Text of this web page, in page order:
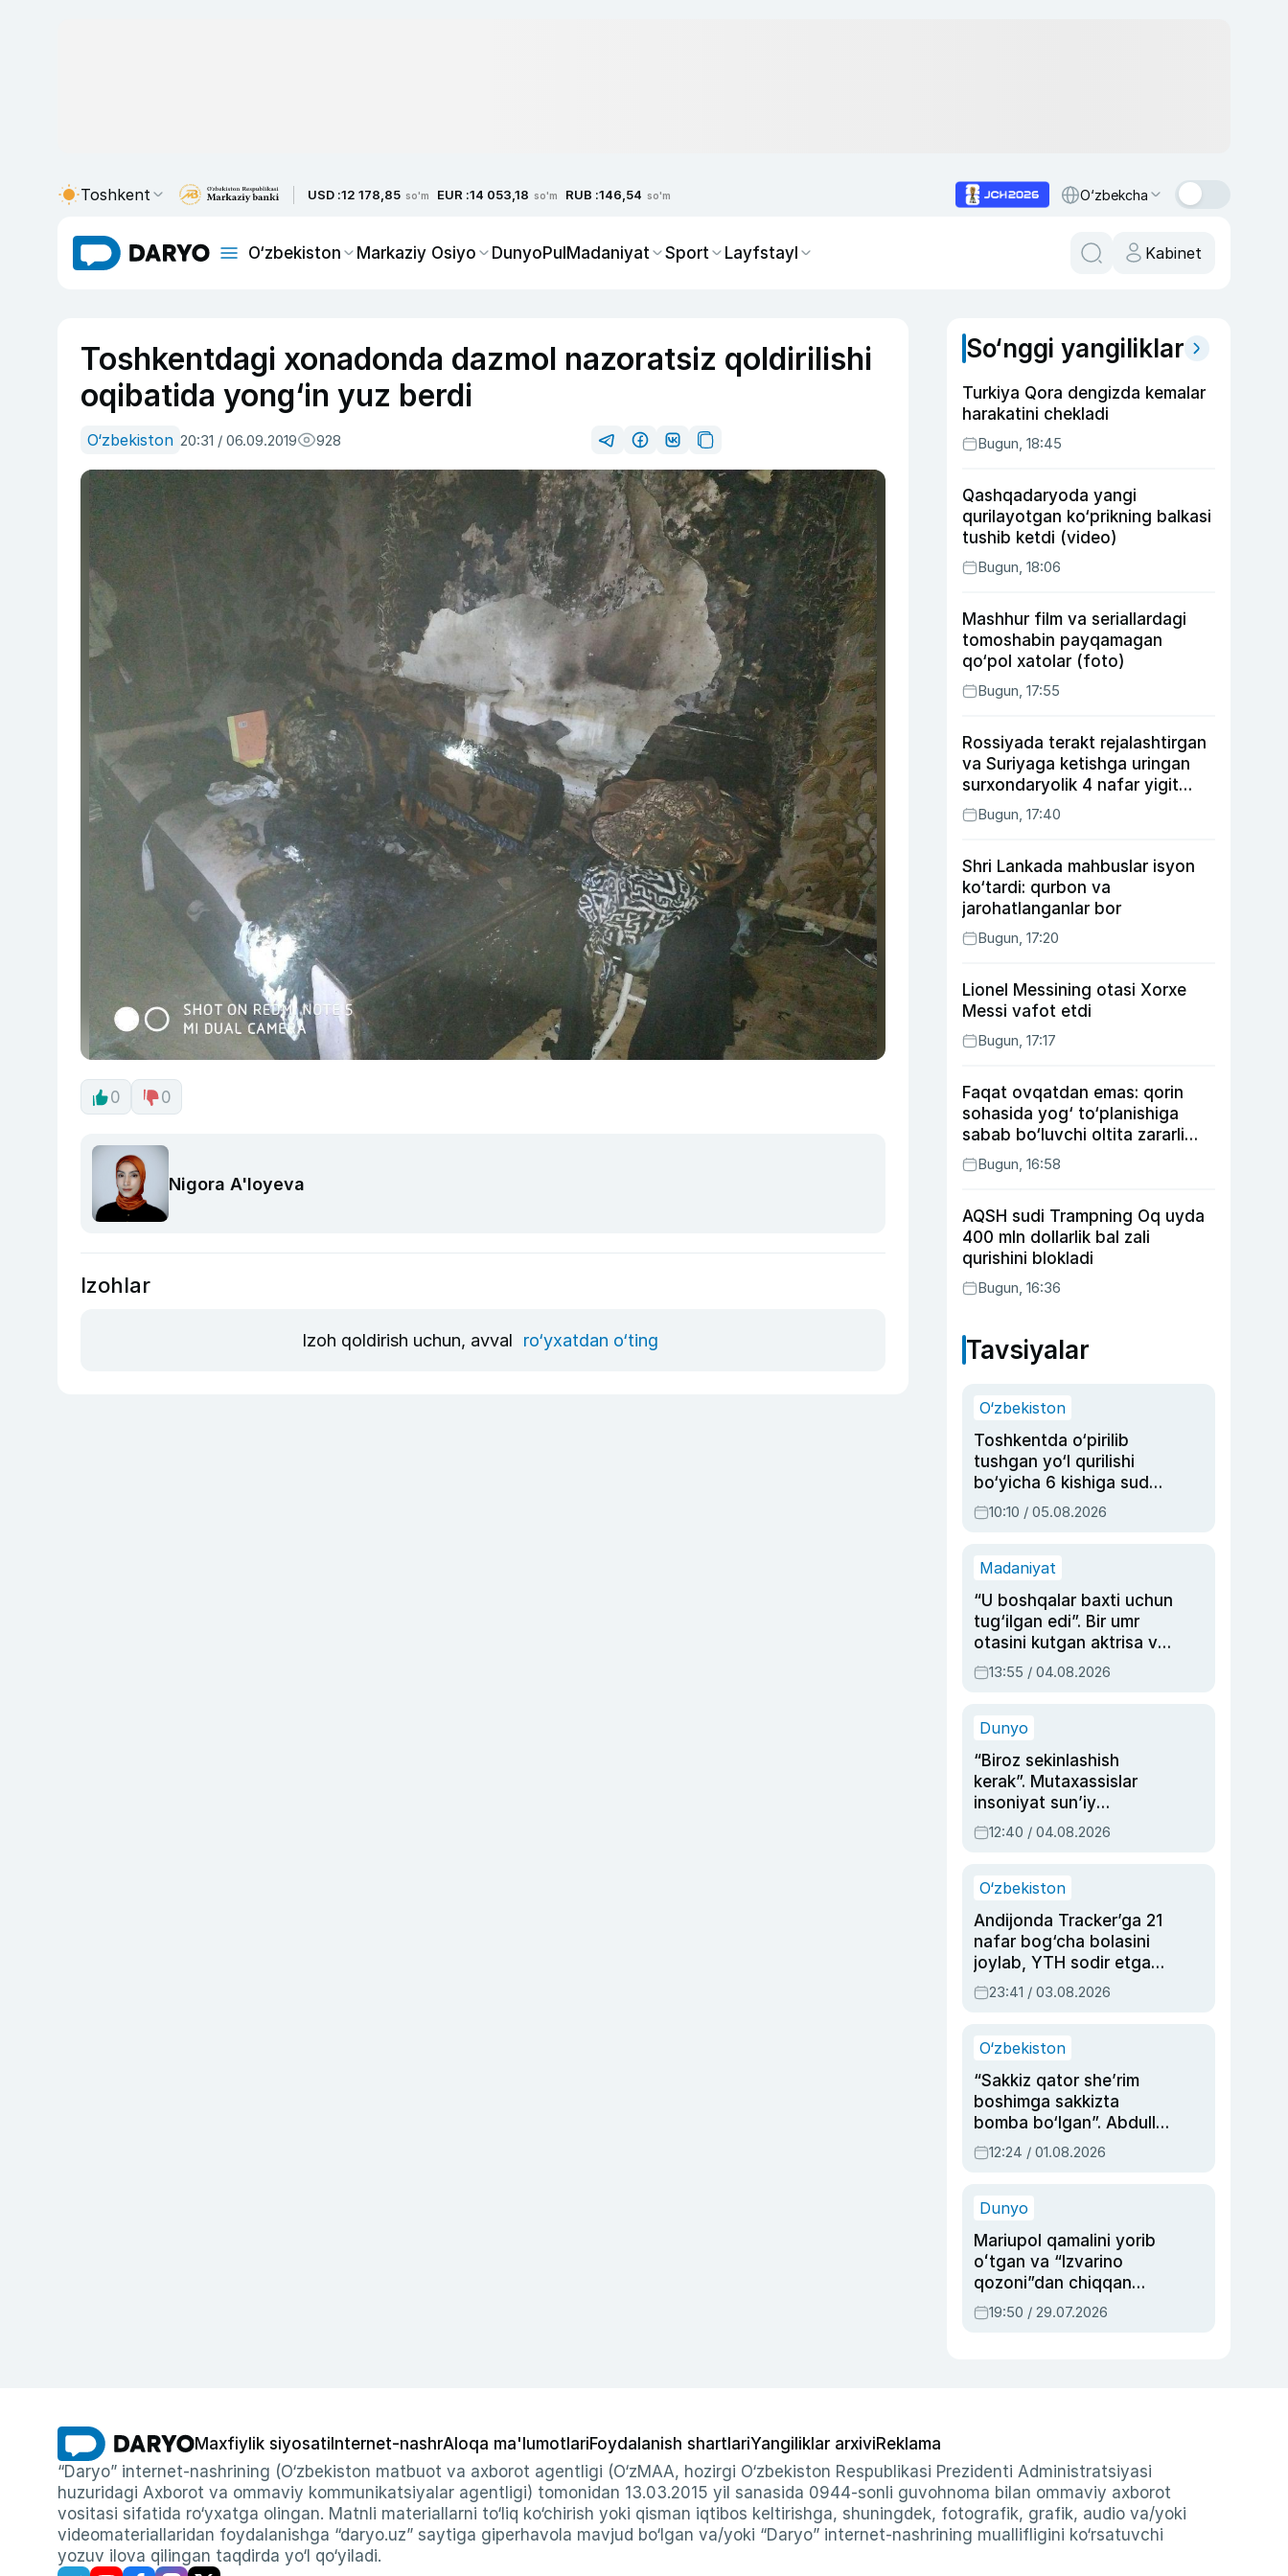
Toshkent USD :12 178,85 so'm EUR :14 053,18 so'm RUB :146,54 so'm O‘zbekcha
O‘zbekiston Markaziy Osiyo DunyoPulMadaniyat Sport Layfstayl Kabinet
Toshkentdagi xonadonda dazmol nazoratsiz qoldirilishi
oqibatida yong‘in yuz berdi
O‘zbekiston 20:31 / 06.09.2019 928
0 0
Nigora A'loyeva
Izohlar
Izoh qoldirish uchun, avval ro‘yxatdan o‘ting
So‘nggi yangiliklar
Turkiya Qora dengizda kemalar
harakatini chekladi
Bugun, 18:45
Qashqadaryoda yangi
qurilayotgan ko‘prikning balkasi
tushib ketdi (video)
Bugun, 18:06
Mashhur film va seriallardagi
tomoshabin payqamagan
qo‘pol xatolar (foto)
Bugun, 17:55
Rossiyada terakt rejalashtirgan
va Suriyaga ketishga uringan
surxondaryolik 4 nafar yigit
qamaldi
Bugun, 17:40
Shri Lankada mahbuslar isyon
ko‘tardi: qurbon va
jarohatlanganlar bor
Bugun, 17:20
Lionel Messining otasi Xorxe
Messi vafot etdi
Bugun, 17:17
Faqat ovqatdan emas: qorin
sohasida yog‘ to‘planishiga
sabab bo‘luvchi oltita zararli
odatBugun, 16:58
AQSH sudi Trampning Oq uyda
400 mln dollarlik bal zali
qurishini blokladi
Bugun, 16:36
Tavsiyalar
O‘zbekiston
Toshkentda o‘pirilib
tushgan yo‘l qurilishi
bo‘yicha 6 kishiga sud
hukmi o‘qildi
10:10 / 05.08.2026
Madaniyat
“U boshqalar baxti uchun
tug‘ilgan edi”. Bir umr
otasini kutgan aktrisa va
dublyaj ustasi Rimma
Ahmedovaning
13:55 / 04.08.2026
Dunyo
“Biroz sekinlashish
kerak”. Mutaxassislar
insoniyat sun’iy
intellektni boshqara
olmay qolishidan xavotir
12:40 / 04.08.2026
O‘zbekiston
Andijonda Tracker’ga 21
nafar bog‘cha bolasini
joylab, YTH sodir etgan
ayolga sud hukmi o‘qildi
23:41 / 03.08.2026
O‘zbekiston
“Sakkiz qator she’rim
boshimga sakkizta
bomba bo‘lgan”. Abdulla
Oripovni siyosiy
ayblovlardan asrab
12:24 / 01.08.2026
Dunyo
Mariupol qamalini yorib
oʻtgan va “Izvarino
qozoni”dan chiqqan
qahramon — Ukraina
armiyasi bosh
19:50 / 29.07.2026
Maxfiylik siyosati Internet-nashrAloqa ma'lumotlariFoydalanish shartlariYangiliklar arxiviReklama
“Daryo” internet-nashrining (O‘zbekiston matbuot va axborot agentligi (O‘zMAA, hozirgi O‘zbekiston Respublikasi Prezidenti Administratsiyasi
huzuridagi Axborot va ommaviy kommunikatsiyalar agentligi) tomonidan 13.03.2015 yil sanasida 0944-sonli guvohnoma bilan ommaviy axborot
vositasi sifatida ro‘yxatga olingan. Matnli materiallarni to‘liq ko‘chirish yoki qisman iqtibos keltirishga, shuningdek, fotografik, grafik, audio va/yoki
videomateriallaridan foydalanishga “daryo.uz” saytiga giperhavola mavjud bo‘lgan va/yoki “Daryo” internet-nashrining muallifligini ko‘rsatuvchi
yozuv ilova qilingan taqdirda yo‘l qo‘yiladi.